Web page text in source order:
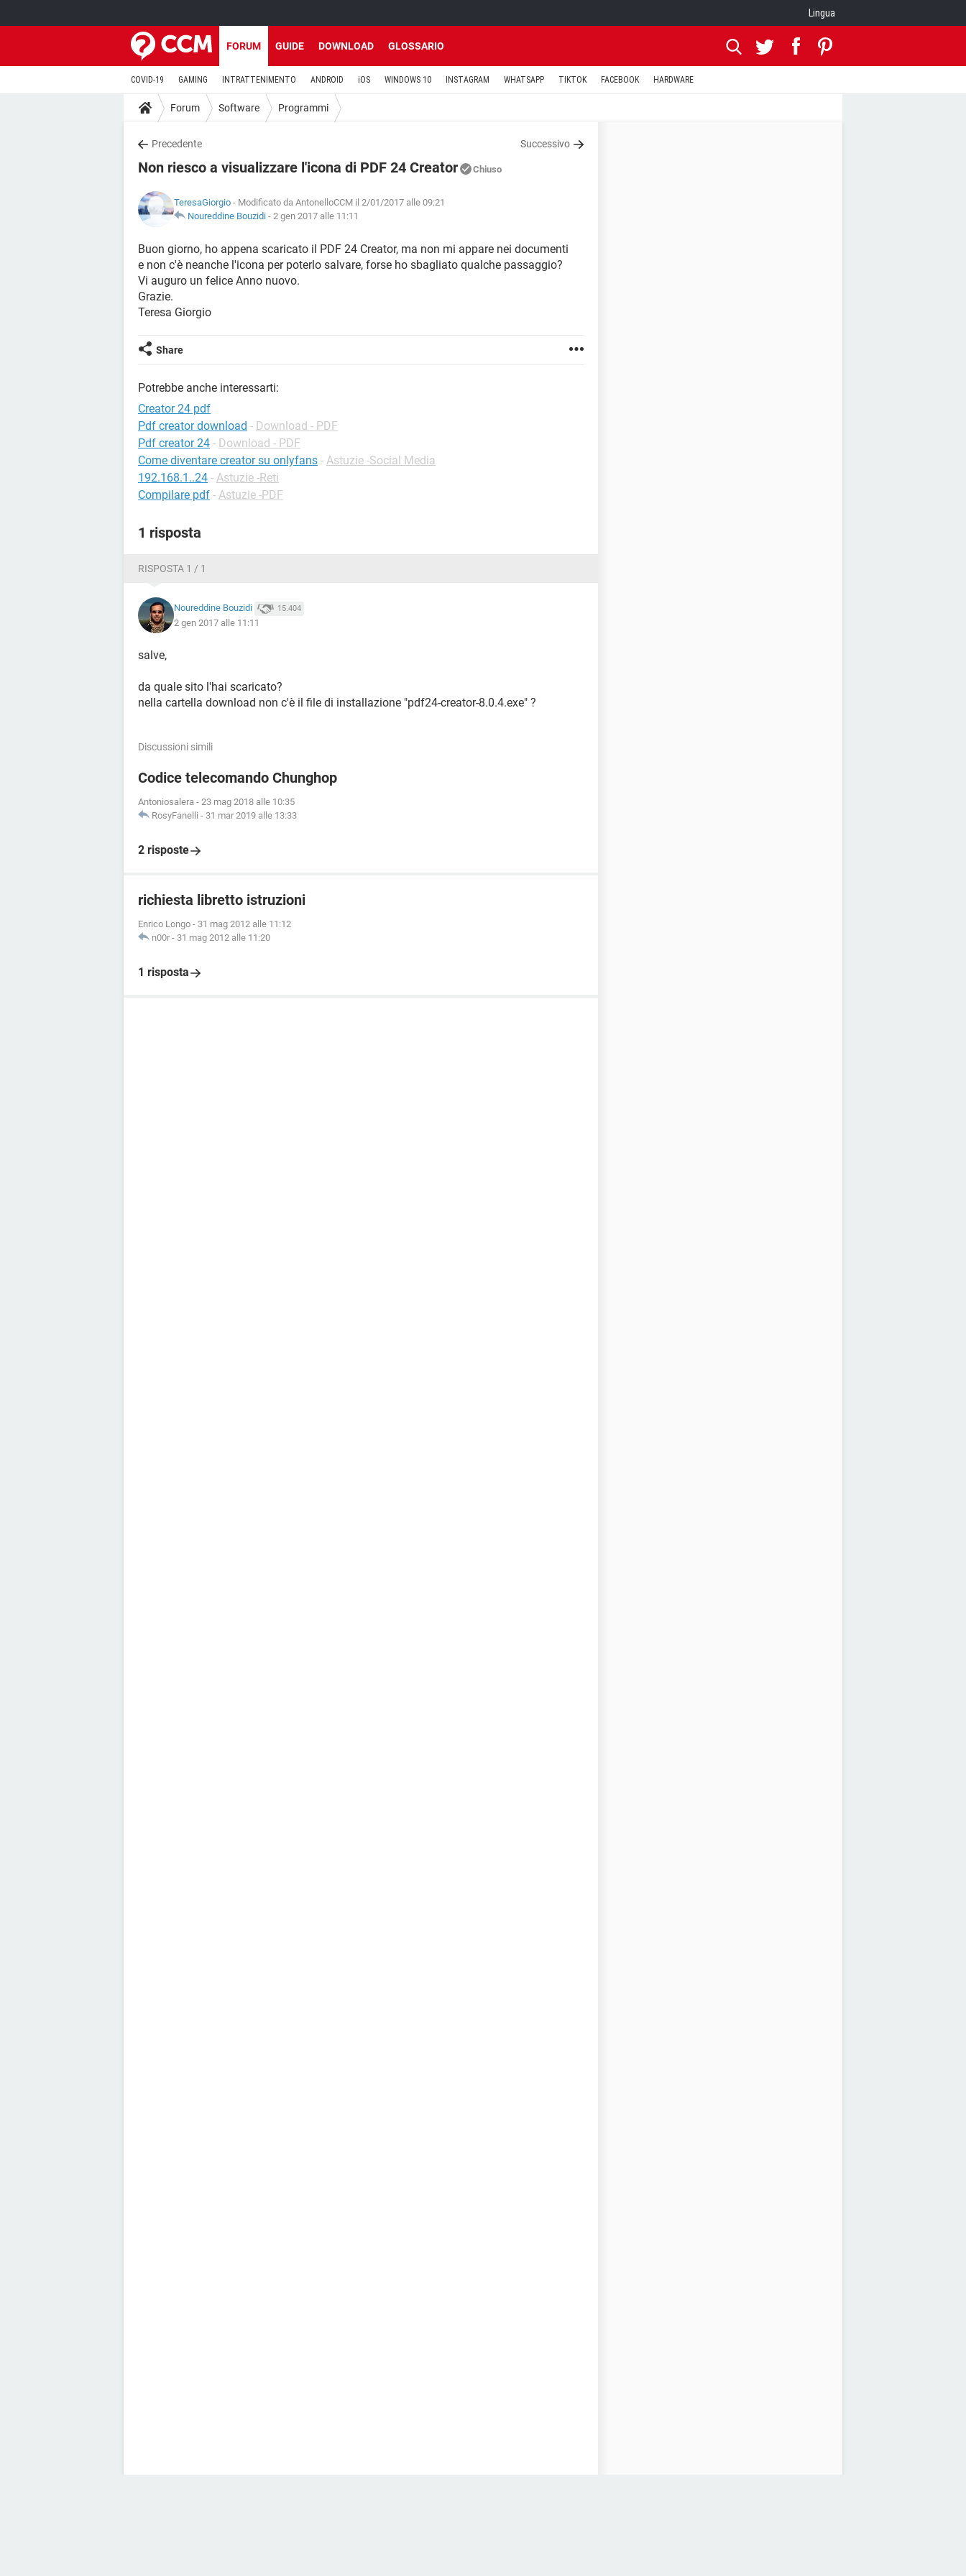
Lingua
FORUM GUIDE DOWNLOAD GLOSSARIO
COVID-19 GAMING INTRATTENIMENTO ANDROID iOS WINDOWS 10 INSTAGRAM WHATSAPP TIKTOK FACEBOOK HARDWARE
Forum Software Programmi
Precedente Successivo
Non riesco a visualizzare l'icona di PDF 24 Creator Chiuso
TeresaGiorgio - Modificato da AntonelloCCM il 2/01/2017 alle 09:21
Noureddine Bouzidi - 2 gen 2017 alle 11:11
Buon giorno, ho appena scaricato il PDF 24 Creator, ma non mi appare nei documenti
e non c'è neanche l'icona per poterlo salvare, forse ho sbagliato qualche passaggio?
Vi auguro un felice Anno nuovo.
Grazie.
Teresa Giorgio
Share
Potrebbe anche interessarti:
Creator 24 pdf
Pdf creator download - Download - PDF
Pdf creator 24 - Download - PDF
Come diventare creator su onlyfans - Astuzie -Social Media
192.168.1..24 - Astuzie -Reti
Compilare pdf - Astuzie -PDF
1 risposta
RISPOSTA 1 / 1
Noureddine Bouzidi 15.404
2 gen 2017 alle 11:11
salve,
da quale sito l'hai scaricato?
nella cartella download non c'è il file di installazione "pdf24-creator-8.0.4.exe" ?
Discussioni simili
Codice telecomando Chunghop
Antoniosalera - 23 mag 2018 alle 10:35
RosyFanelli - 31 mar 2019 alle 13:33
2 risposte
richiesta libretto istruzioni
Enrico Longo - 31 mag 2012 alle 11:12
n00r - 31 mag 2012 alle 11:20
1 risposta